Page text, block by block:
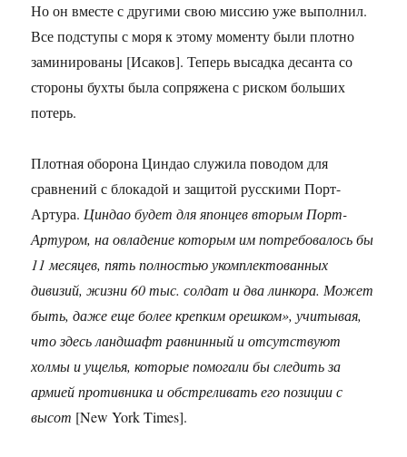
Но он вместе с другими свою миссию уже выполнил.
Все подступы с моря к этому моменту были плотно
заминированы [Исаков]. Теперь высадка десанта со
стороны бухты была сопряжена с риском больших
потерь.
Плотная оборона Циндао служила поводом для
сравнений с блокадой и защитой русскими Порт-
Артура. Циндао будет для японцев вторым Порт-
Артуром, на овладение которым им потребовалось бы
11 месяцев, пять полностью укомплектованных
дивизий, жизни 60 тыс. солдат и два линкора. Может
быть, даже еще более крепким орешком», учитывая,
что здесь ландшафт равнинный и отсутствуют
холмы и ущелья, которые помогали бы следить за
армией противника и обстреливать его позиции с
высот [New York Times].